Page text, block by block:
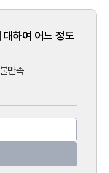
하여 어느 정도
불만족